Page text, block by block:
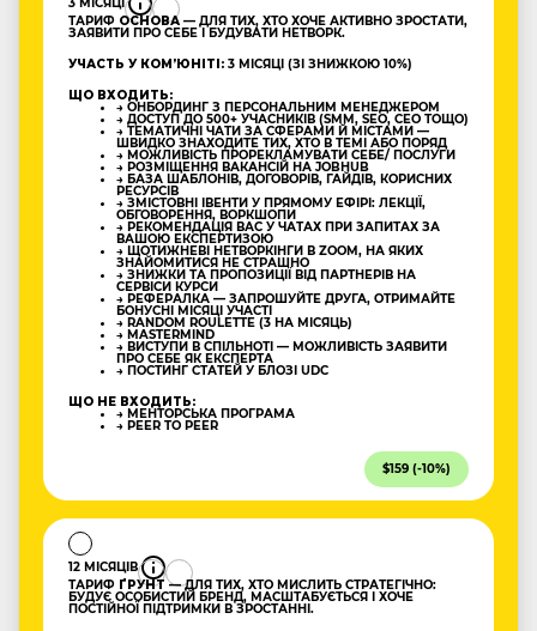
ТАРИФ ОСНОВА — ДЛЯ ТИХ, ХТО ХОЧЕ АКТИВНО ЗРОСТАТИ,
ЗАЯВИТИ ПРО СЕБЕ І БУДУВАТИ НЕТВОРК.
УЧАСТЬ У КОМʼЮНІТІ: 3 МІСЯЦІ (ЗІ ЗНИЖКОЮ 10%)
ЩО ВХОДИТЬ:
→ ОНБОРДИНГ З ПЕРСОНАЛЬНИМ МЕНЕДЖЕРОМ
→ ДОСТУП ДО 500+ УЧАСНИКІВ (SMM, SEO, CEO ТОЩО)
→ ТЕМАТИЧНІ ЧАТИ ЗА СФЕРАМИ Й МІСТАМИ —
ШВИДКО ЗНАХОДИТЕ ТИХ, ХТО В ТЕМІ АБО ПОРЯД
→ МОЖЛИВІСТЬ ПРОРЕКЛАМУВАТИ СЕБЕ/ ПОСЛУГИ
→ РОЗМІЩЕННЯ ВАКАНСІЙ НА JOBHUB
→ БАЗА ШАБЛОНІВ, ДОГОВОРІВ, ГАЙДІВ, КОРИСНИХ
РЕСУРСІВ
→ ЗМІСТОВНІ ІВЕНТИ У ПРЯМОМУ ЕФІРІ: ЛЕКЦІЇ,
ОБГОВОРЕННЯ, ВОРКШОПИ
→ РЕКОМЕНДАЦІЯ ВАС У ЧАТАХ ПРИ ЗАПИТАХ ЗА
ВАШОЮ ЕКСПЕРТИЗОЮ
→ ЩОТИЖНЕВІ НЕТВОРКІНГИ В ZOOM, НА ЯКИХ
ЗНАЙОМИТИСЯ НЕ СТРАШНО
→ ЗНИЖКИ ТА ПРОПОЗИЦІЇ ВІД ПАРТНЕРІВ НА
СЕРВІСИ КУРСИ
→ РЕФЕРАЛКА — ЗАПРОШУЙТЕ ДРУГА, ОТРИМАЙТЕ
БОНУСНІ МІСЯЦІ УЧАСТІ
→ RANDOM ROULETTE (3 НА МІСЯЦЬ)
→ MASTERMIND
→ ВИСТУПИ В СПІЛЬНОТІ — МОЖЛИВІСТЬ ЗАЯВИТИ
ПРО СЕБЕ ЯК ЕКСПЕРТА
→ ПОСТИНГ СТАТЕЙ У БЛОЗІ UDC
ЩО НЕ ВХОДИТЬ:
→ МЕНТОРСЬКА ПРОГРАМА
→ PEER TO PEER
$159 (-10%)
12 МІСЯЦІВ
ТАРИФ ҐРУНТ — ДЛЯ ТИХ, ХТО МИСЛИТЬ СТРАТЕГІЧНО:
БУДУЄ ОСОБИСТИЙ БРЕНД, МАСШТАБУЄТЬСЯ І ХОЧЕ
ПОСТІЙНОЇ ПІДТРИМКИ В ЗРОСТАННІ.